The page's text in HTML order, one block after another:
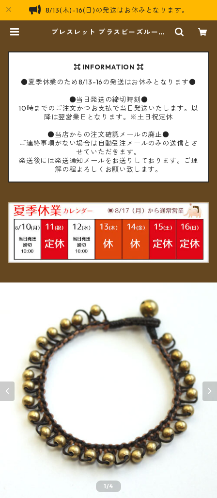
8/13(木)-16(日)の発送はお休みとなります。
ブレスレット ブラスビーズループ
⌘ INFORMATION ⌘
●夏季休業のため8/13-16の発送はお休みとなります●
●当日発送の締切時刻●
10時までのご注文かつお支払で当日発送いたします。以
降は翌営業日となります。※土日祝定休
●当店からの注文確認メールの廃止●
ご連絡事項がない場合は自動受注メールのみの送信とさ
せていただきます。
発送後には発送通知メールをお送りしております。ご理
解の程よろしくお願い致します。
1 /4